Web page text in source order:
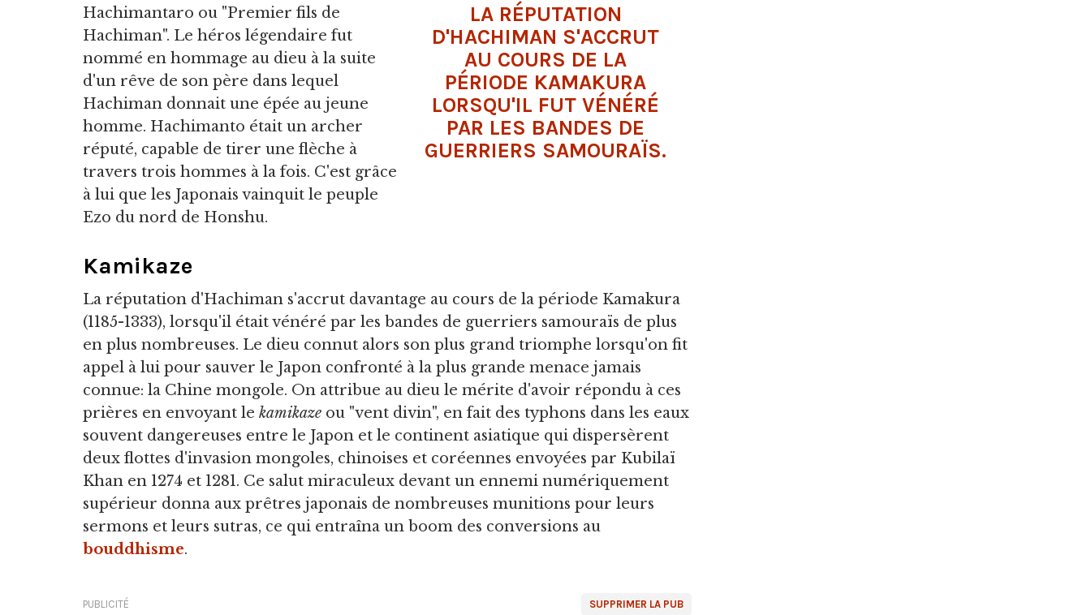
LA RÉPUTATION
D'HACHIMAN S'ACCRUT
AU COURS DE LA
PÉRIODE KAMAKURA
LORSQU'IL FUT VÉNÉRÉ
PAR LES BANDES DE
GUERRIERS SAMOURAÏS.
Hachimantaro ou "Premier fils de
Hachiman". Le héros légendaire fut
nommé en hommage au dieu à la suite
d'un rêve de son père dans lequel
Hachiman donnait une épée au jeune
homme. Hachimanto était un archer
réputé, capable de tirer une flèche à
travers trois hommes à la fois. C'est grâce
à lui que les Japonais vainquit le peuple
Ezo du nord de Honshu.
Kamikaze
La réputation d'Hachiman s'accrut davantage au cours de la période Kamakura
(1185-1333), lorsqu'il était vénéré par les bandes de guerriers samouraïs de plus
en plus nombreuses. Le dieu connut alors son plus grand triomphe lorsqu'on fit
appel à lui pour sauver le Japon confronté à la plus grande menace jamais
connue: la Chine mongole. On attribue au dieu le mérite d'avoir répondu à ces
prières en envoyant le kamikaze ou "vent divin", en fait des typhons dans les eaux
souvent dangereuses entre le Japon et le continent asiatique qui dispersèrent
deux flottes d'invasion mongoles, chinoises et coréennes envoyées par Kubilaï
Khan en 1274 et 1281. Ce salut miraculeux devant un ennemi numériquement
supérieur donna aux prêtres japonais de nombreuses munitions pour leurs
sermons et leurs sutras, ce qui entraîna un boom des conversions au
bouddhisme.
SUPPRIMER LA PUB
PUBLICITÉ